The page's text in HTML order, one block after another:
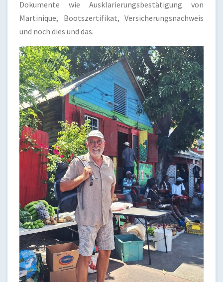
Dokumente wie Ausklarierungsbestätigung von
Martinique, Bootszertifikat, Versicherungsnachweis
und noch dies und das.